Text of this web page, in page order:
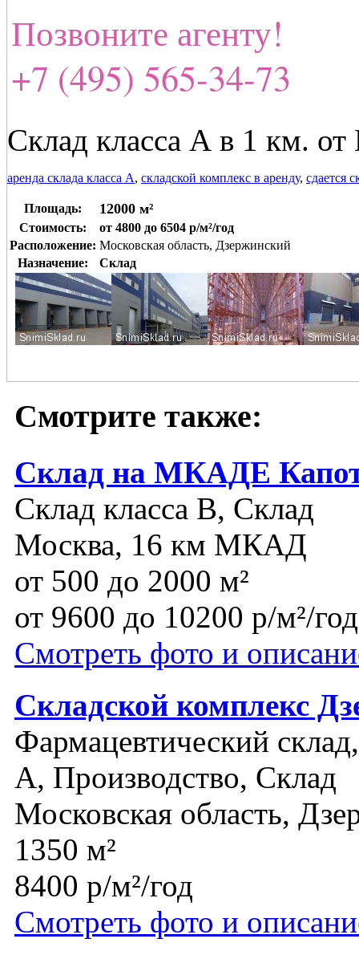
Позвоните агенту!
+7 (495) 565-34-73
Склад класса А в 1 км.
аренда склада класса А, складской комплекс в аренду, сдается
Площадь: 12000 м²
Стоимость:
от 4800 до 6504 р/м²/год
Расположение: Московская область, Дзержинский
Назначение:
Склад
Смотрите также:
Склад на МКАДЕ
Склад класса B, Склад
Москва, 16 км МКАД
от 500 до 2000 м²
от 9600 до 10200 р/м²/год
Смотреть фото и
Складской комплекс
Фармацевтический
A, Производство, Склад
Московская область,
1350 м²
8400 р/м²/год
Смотреть фото и